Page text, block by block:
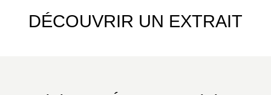
DÉCOUVRIR UN EXTRAIT